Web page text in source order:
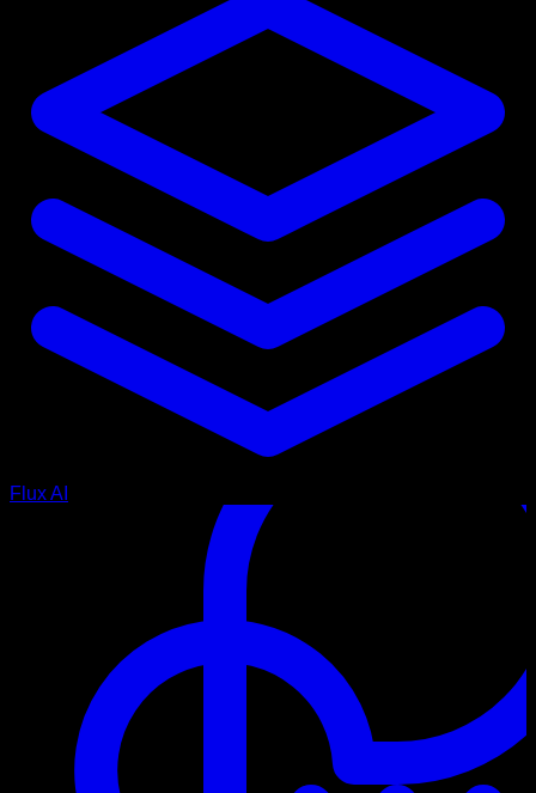
Flux AI